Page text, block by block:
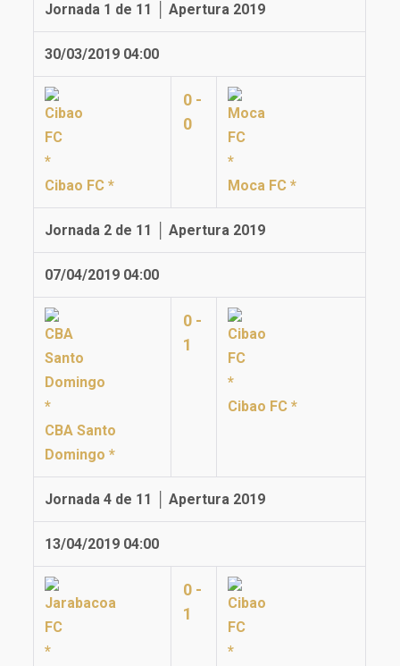
Jornada 1 de 11 │ Apertura 2019
30/03/2019 04:00
Cibao FC *
0 -
0
Moca FC *
Jornada 2 de 11 │ Apertura 2019
07/04/2019 04:00
CBA Santo
Domingo *
0 -
1
Cibao FC *
Jornada 4 de 11 │ Apertura 2019
13/04/2019 04:00
0 -
1